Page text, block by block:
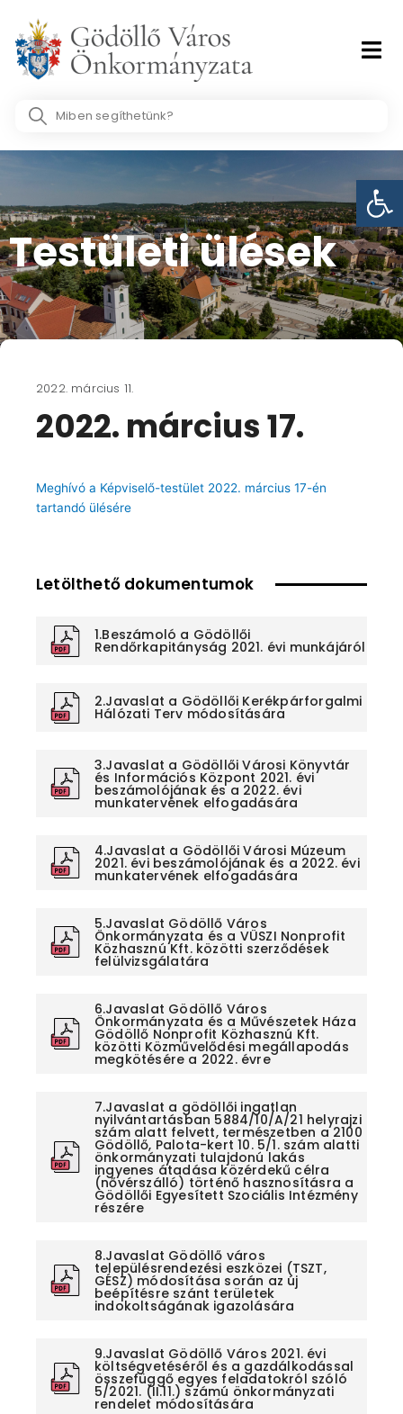
content
Search
Testületi ülések​
2022. március 11.
2022. március 17.
Meghívó a Képviselő-testület 2022. március 17-én
tartandó ülésére
Letölthető dokumentumok
1.Beszámoló a Gödöllői
Rendőrkapitányság 2021. évi munkájáról
2.Javaslat a Gödöllői Kerékpárforgalmi
Hálózati Terv módosítására
3.Javaslat a Gödöllői Városi Könyvtár
és Információs Központ 2021. évi
beszámolójának és a 2022. évi
munkatervének elfogadására
4.Javaslat a Gödöllői Városi Múzeum
2021. évi beszámolójának és a 2022. évi
munkatervének elfogadására
5.Javaslat Gödöllő Város
Önkormányzata és a VÜSZI Nonprofit
Közhasznú Kft. közötti szerződések
felülvizsgálatára
6.Javaslat Gödöllő Város
Önkormányzata és a Művészetek Háza
Gödöllő Nonprofit Közhasznú Kft.
közötti Közművelődési megállapodás
megkötésére a 2022. évre
7.Javaslat a gödöllői ingatlan
nyilvántartásban 5884/10/A/21 helyrajzi
szám alatt felvett, természetben a 2100
Gödöllő, Palota-kert 10. 5/1. szám alatti
önkormányzati tulajdonú lakás
ingyenes átadása közérdekű célra
(nővérszálló) történő hasznosításra a
Gödöllői Egyesített Szociális Intézmény
részére
8.Javaslat Gödöllő város
településrendezési eszközei (TSZT,
GÉSZ) módosítása során az új
beépítésre szánt területek
indokoltságának igazolására
9.Javaslat Gödöllő Város 2021. évi
költségvetéséről és a gazdálkodással
összefüggő egyes feladatokról szóló
5/2021. (II.11.) számú önkormányzati
rendelet módosítására